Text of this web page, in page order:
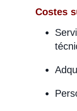
Costes